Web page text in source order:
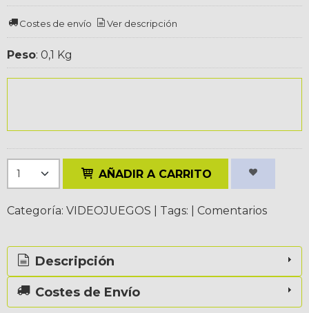
Costes de envío Ver descripción
Peso: 0,1 Kg
AÑADIR A CARRITO
Categoría: VIDEOJUEGOS Tags: Comentarios
Descripción
Costes de Envío